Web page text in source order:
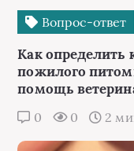
Вопрос-ответ
Как определить
пожилого
помощь
0 0 2